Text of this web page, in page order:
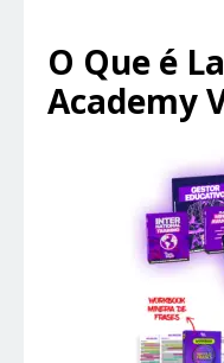
O Que é
Academy